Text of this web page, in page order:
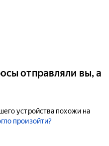
отправляли вы, а
устройства похожи на
произойти?